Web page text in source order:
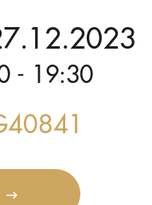
- 19:30